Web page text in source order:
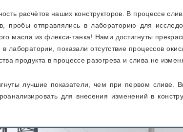
расчётов наших конструкторов. В процессе
пробы отправлялись в лабораторию для
масла из флекси-танка! Нами достигнуты
показали отсутствие процессов
продукта в процессе разогрева и слива не
лучшие показатели, чем при первом сливе.
для внесения изменений в